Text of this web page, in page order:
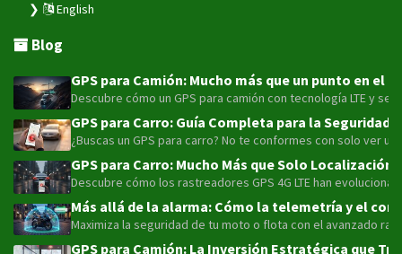
English
Blog
GPS para Camión: Mucho más que un punto en
Descubre cómo un GPS para camión con tecnología LTE y
GPS para Carro: Guía Completa para la
¿Buscas un GPS para carro? No te conformes con solo ver
GPS para Carro: Mucho Más que Solo Localización
Descubre cómo los rastreadores GPS 4G LTE han
Más allá de la alarma: Cómo la telemetría y el
Maximiza la seguridad de tu moto o flota con el avanzado
GPS para Camión: La Inversión Estratégica que